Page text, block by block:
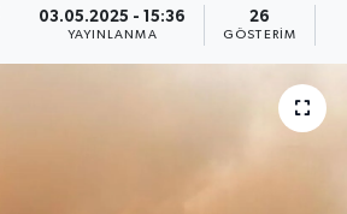
03.05.2025 - 15:36
YAYINLANMA
26
GÖSTERIM